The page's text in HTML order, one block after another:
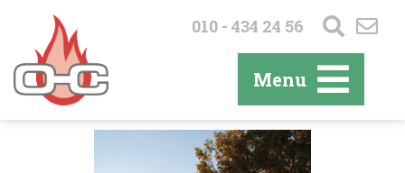
010 - 434 24 56
Menu